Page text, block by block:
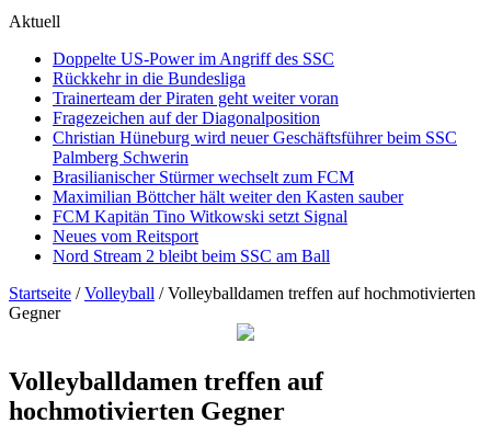
Aktuell
Doppelte US-Power im Angriff des SSC
Rückkehr in die Bundesliga
Trainerteam der Piraten geht weiter voran
Fragezeichen auf der Diagonalposition
Christian Hüneburg wird neuer Geschäftsführer beim SSC
Palmberg Schwerin
Brasilianischer Stürmer wechselt zum FCM
Maximilian Böttcher hält weiter den Kasten sauber
FCM Kapitän Tino Witkowski setzt Signal
Neues vom Reitsport
Nord Stream 2 bleibt beim SSC am Ball
Startseite / Volleyball / Volleyballdamen treffen auf hochmotivierten
Gegner
Volleyballdamen treffen auf
hochmotivierten Gegner